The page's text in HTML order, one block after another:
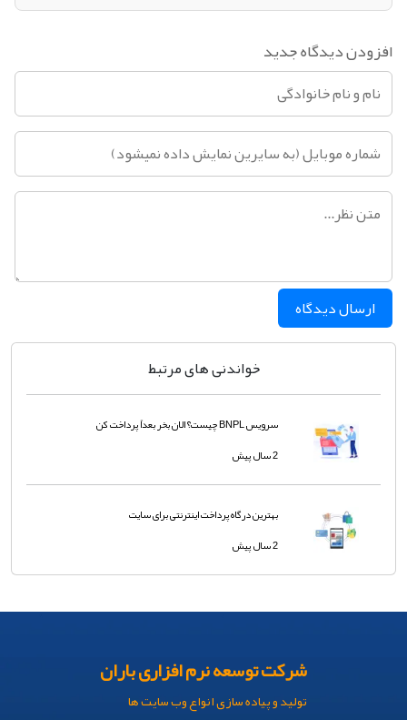
افزودن دیدگاه جدید
ارسال دیدگاه
خواندنی های مرتبط
سرویس BNPL چیست؟ الان بخر بعداً پرداخت کن
2 سال پیش
بهترین درگاه پرداخت اینترنتی برای سایت
2 سال پیش
شرکت توسعه نرم افزاری باران
تولید و پیاده سازی انواع وب سایت ها